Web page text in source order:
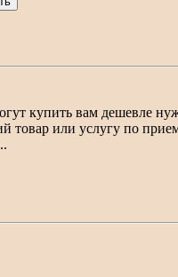
купить вам дешевле
или услугу по